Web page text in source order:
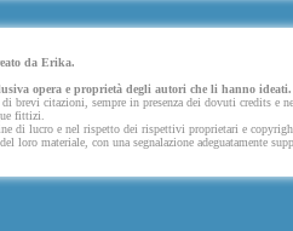
da Erika.
opera e proprietà degli autori che li hanno ideati.
brevi citazioni, sempre in presenza dei dovuti
fittizi.
di lucro e nel rispetto dei rispettivi proprietari e
materiale, con una segnalazione adeguatamente